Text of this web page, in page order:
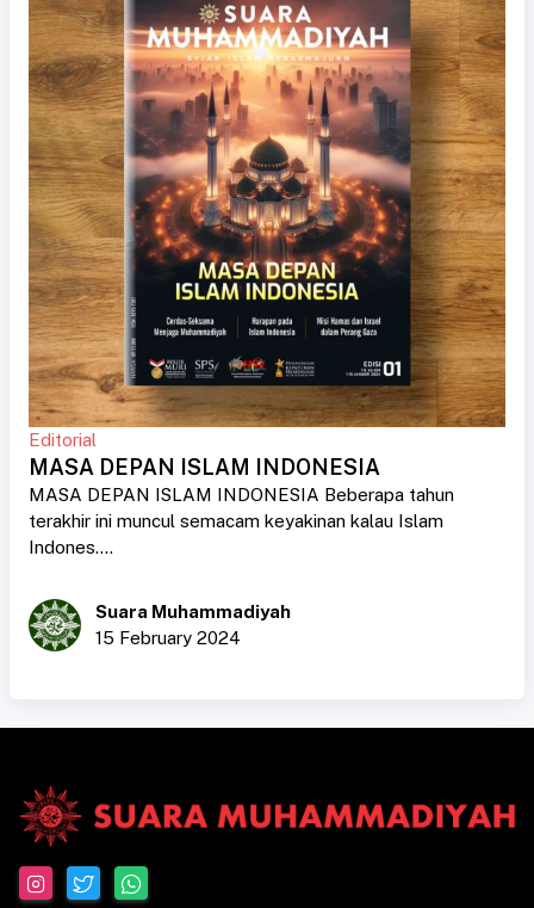
Editorial
MASA DEPAN ISLAM INDONESIA
MASA DEPAN ISLAM INDONESIA Beberapa tahun
terakhir ini muncul semacam keyakinan kalau Islam
Indones....
Suara Muhammadiyah
15 February 2024